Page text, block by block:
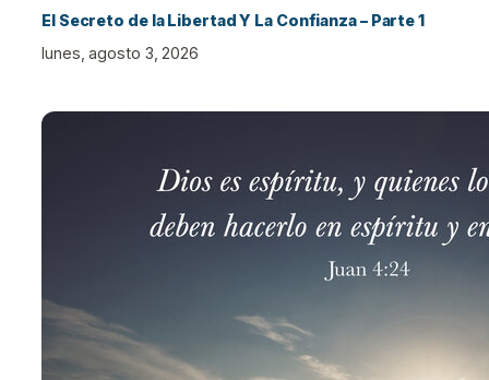
El Secreto de la Libertad Y La Confianza – Parte 1
lunes, agosto 3, 2026